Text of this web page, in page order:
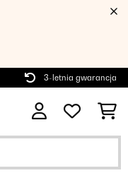
3-letnia gwarancja